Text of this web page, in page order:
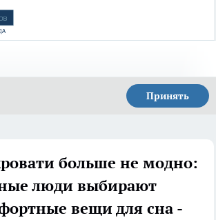
Принять
больше не модно:
люди выбирают
вещи для сна -